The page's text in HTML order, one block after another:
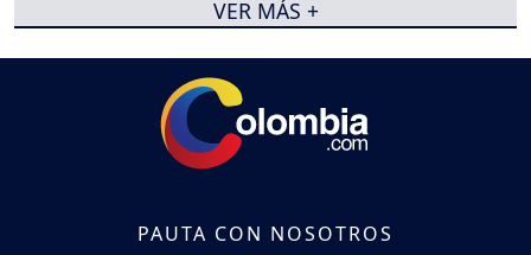
VER MÁS +
PAUTA CON NOSOTROS